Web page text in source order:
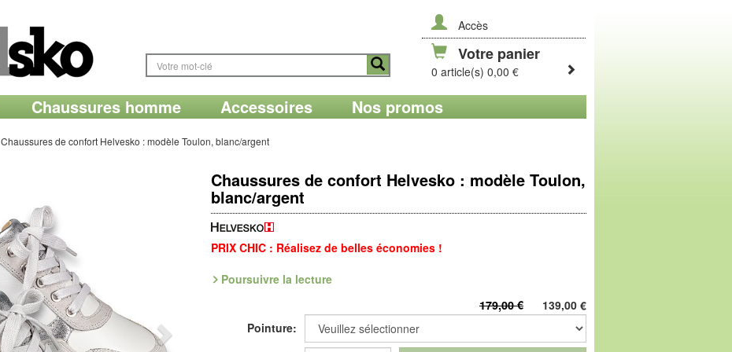
Accès
Votre panier
0 article(s) 0,00 €
Chaussures homme Accessoires Nos promos
Chaussures de confort Helvesko : modèle Toulon, blanc/argent
Chaussures de confort Helvesko : modèle Toulon,
blanc/argent
PRIX CHIC : Réalisez de belles économies !
Assemblage minutieux pour cette jolie petite tennis de ville estivale, une
cajoleuse de belle qualité, en tendre cuir chevreau, rembourrée à l'intérieur
et dotée d'une languette moelleuse : quel bienfait ! Voûte amovible en
liège, semelle SoftMouv antichoc.
Poursuivre la lecture
179,00 €
139,00 €
Pointure: